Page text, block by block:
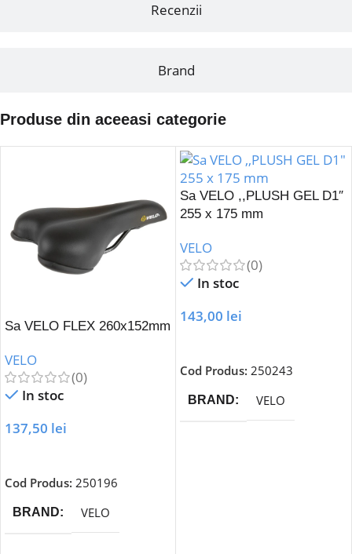
Recenzii
Brand
Produse din aceeasi categorie
Sa VELO FLEX 260x152mm
VELO
(0)
In stoc
137,50 lei
Cod Produs: 250196
BRAND VELO
Sa VELO ,,PLUSH GEL D1″
255 x 175 mm
VELO
(0)
In stoc
143,00 lei
Cod Produs: 250243
BRAND VELO